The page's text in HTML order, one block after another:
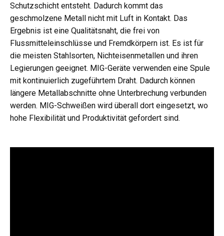
Schutzschicht entsteht. Dadurch kommt das
geschmolzene Metall nicht mit Luft in Kontakt. Das
Ergebnis ist eine Qualitätsnaht, die frei von
Flussmitteleinschlüsse und Fremdkörpern ist. Es ist für
die meisten Stahlsorten, Nichteisenmetallen und ihren
Legierungen geeignet. MIG-Geräte verwenden eine Spule
mit kontinuierlich zugeführtem Draht. Dadurch können
längere Metallabschnitte ohne Unterbrechung verbunden
werden. MIG-Schweißen wird überall dort eingesetzt, wo
hohe Flexibilität und Produktivität gefordert sind.